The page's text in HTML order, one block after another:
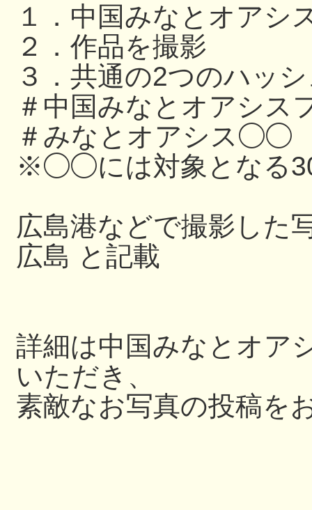
１．中国みなとオアシ
２．作品を撮影
３．共通の2つのハッ
＃中国みなとオアシス
＃みなとオアシス◯◯
※◯◯には対象となる
広島港などで撮影した
広島 と記載
詳細は中国みなとオア
いただき、
素敵なお写真の投稿を